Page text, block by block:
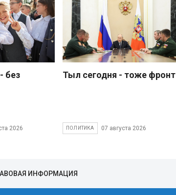
без
2026
Тыл сегодня - тоже фронт
ПОЛИТИКА 07 августа 2026
ИНФОРМАЦИЯ